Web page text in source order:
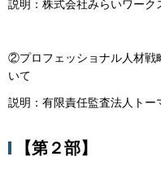
説明：株式会社みらいワー
②プロフェッショナル人材
いて
説明：有限責任監査法人トー
【第２部】